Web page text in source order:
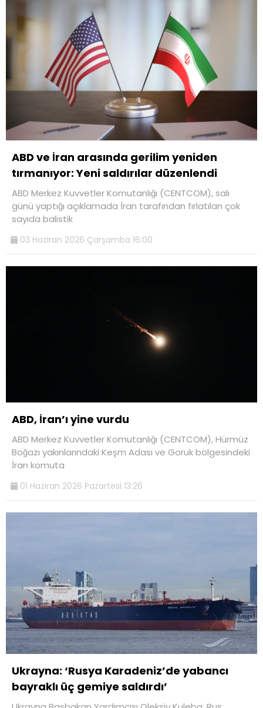
ABD ve İran arasında gerilim yeniden
tırmanıyor: Yeni saldırılar düzenlendi
ABD Merkez Kuvvetler Komutanlığı (CENTCOM), salı
günü yaptığı açıklamada İran tarafından fırlatılan çok
sayıda balistik
03 Haziran 2026 Çarşamba 16:00
ABD, İran’ı yine vurdu
ABD Merkez Kuvvetler Komutanlığı (CENTCOM), Hürmüz
Boğazı yakınlarındaki Keşm Adası ve Goruk bölgesindeki
İran komuta
01 Haziran 2026 Pazartesi 13:26
Ukrayna: ‘Rusya Karadeniz’de yabancı
bayraklı üç gemiye saldırdı’